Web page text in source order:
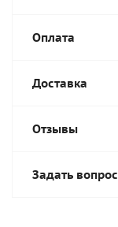
Оплата
Доставка
Отзывы
Задать вопрос